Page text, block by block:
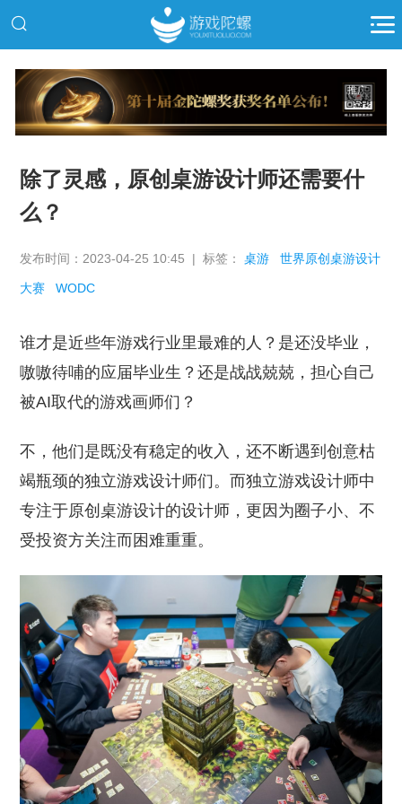
推广
除了灵感，原创桌游设计师还需要什
么？
发布时间：2023-04-25 10:45 | 标签：桌游 世界原创桌游设计
大赛 WODC
谁才是近些年游戏行业里最难的人？是还没毕业，
嗷嗷待哺的应届毕业生？还是战战兢兢，担心自己
被AI取代的游戏画师们？
不，他们是既没有稳定的收入，还不断遇到创意枯
竭瓶颈的独立游戏设计师们。而独立游戏设计师中
专注于原创桌游设计的设计师，更因为圈子小、不
受投资方关注而困难重重。